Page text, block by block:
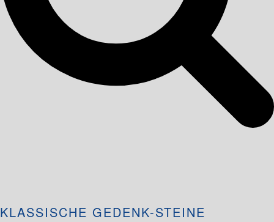
KLASSISCHE GEDENK-STEINE